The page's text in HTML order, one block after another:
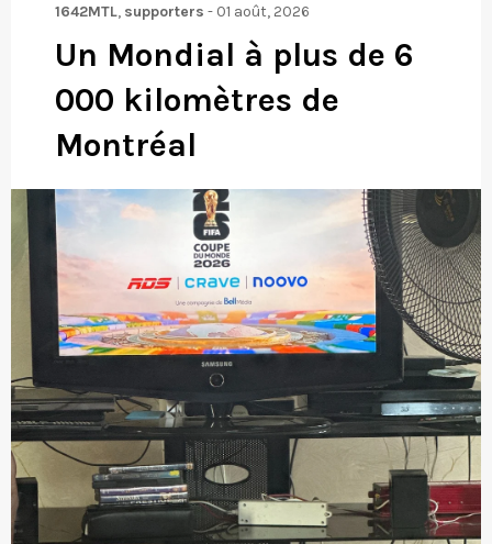
1642MTL, supporters - 01 août, 2026
Un Mondial à plus de 6
000 kilomètres de
Montréal